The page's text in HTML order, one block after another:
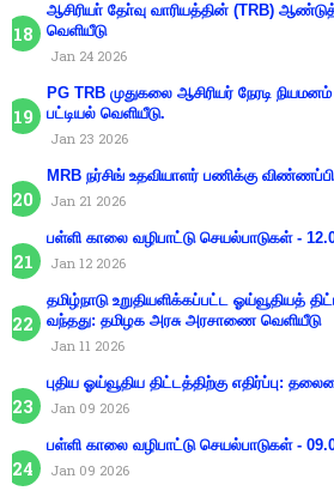
ஆசிரியா் தோ்வு வாரியத்தின் (TRB)
வெளியீடு
Jan 24 2026
PG TRB முதுகலை ஆசிரியர் நேரடி
பட்டியல் வெளியீடு.
Jan 23 2026
MRB நர்சிங் உதவியாளர் பணிக்கு
Jan 21 2026
பள்ளி காலை வழிபாட்டு செயல்பாடுகள் -
Jan 12 2026
தமிழ்நாடு உறுதியளிக்கப்பட்ட ஓய்வூதியத்
வந்தது: தமிழக அரசு அரசாணை வெளியீடு
Jan 11 2026
புதிய ஓய்வூதிய திட்டத்திற்கு எதிர்ப்பு:
Jan 09 2026
பள்ளி காலை வழிபாட்டு செயல்பாடுகள் -
Jan 09 2026